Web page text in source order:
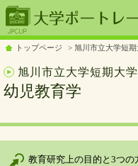
トップページ 旭川市立大学短期
旭川市立大学短期大
幼児教育学
教育研究上の目的と3つの